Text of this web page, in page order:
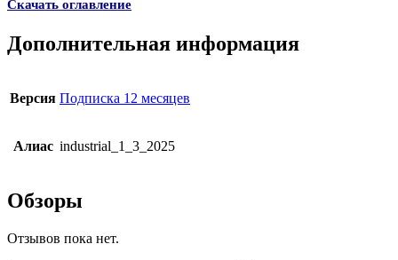
Дополнительная информация
Версия Подписка 12 месяцев
Алиас industrial_1_3_2025
Обзоры
Отзывов пока нет.